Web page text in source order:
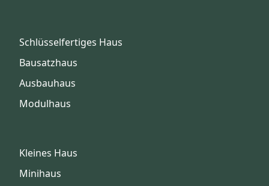
Schlüsselfertiges Haus
Bausatzhaus
Ausbauhaus
Modulhaus
Kleines Haus
Minihaus